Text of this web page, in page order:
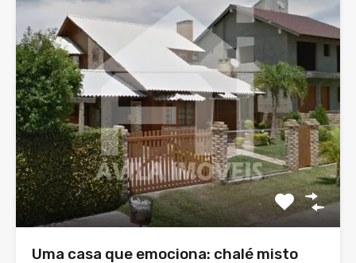
Uma casa que emociona: chalé misto